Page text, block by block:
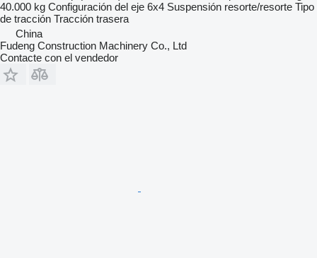
40.000 kg Configuración del eje 6x4 Suspensión resorte/resorte Tipo
de tracción Tracción trasera
China
Fudeng Construction Machinery Co., Ltd
Contacte con el vendedor